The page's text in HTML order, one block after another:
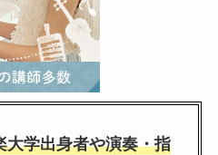
大学出身者や演奏・指